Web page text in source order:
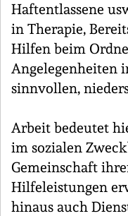
Haftentlassene
in Therapie,
Hilfen beim
Angelegenheiten
sinnvollen,
Arbeit bedeutet
im sozialen
Gemeinschaft
Hilfeleistungen
hinaus auch